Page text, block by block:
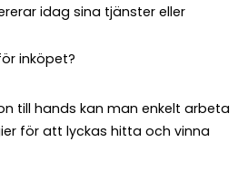
idag sina tjänster eller
inköpet?
till hands kan man enkelt arbeta
för att lyckas hitta och vinna